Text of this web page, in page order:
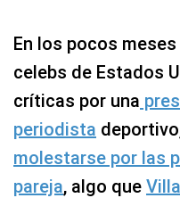
En los pocos
celebs de Estados
críticas por una
periodista
molestarse por las
pareja, algo que